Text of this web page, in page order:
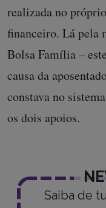
realizada no
financeiro. Lá pela
Bolsa Família –
causa da
constava no
os dois apoios.
Saiba de